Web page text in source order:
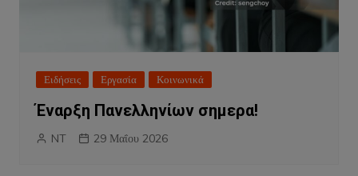
Ειδήσεις Εργασία Κοινωνικά
Έναρξη Πανελληνίων σημερα!
NT 29 Μαΐου 2026